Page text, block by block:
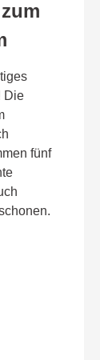
Die
fünf